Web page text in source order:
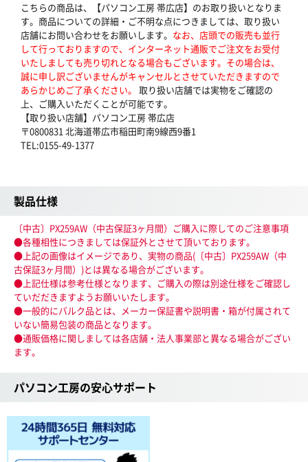
こちらの商品は、【パソコン工房 帯広店】のお取り扱いとなりま
す。商品についての詳細・ご不明な点につきましては、取り扱い
店舗にお問い合わせをお願いします。 なお、店頭での販売も並行
して行っておりますので、インターネット通販でご注文をお受付
いたしましても売り切れとなる場合もございます。その場合は、
誠に申し訳ございませんがキャンセルとさせていただきますので
あらかじめご了承ください。 取り扱い店舗では実物をご確認の
上、ご購入いただくことが可能です。
【取り扱い店舗】パソコン工房 帯広店
〒0800831 北海道帯広市稲田町南9線西9番1
TEL:0155-49-1377
製品仕様
〔中古〕PX259AW（中古保証3ヶ月間）ご購入に際してのご注意事項
●各種相性につきましては保証外とさせて頂いております。
●上記の画像はイメージであり、実物の商品(〔中古〕PX259AW（中
古保証3ヶ月間）)とは異なる場合がございます。
●上記仕様は参考仕様となります、ご購入の際は別途仕様をご確認し
ていだだきますようお願いいたします。
●一般的にバルク品とは、メーカー保証書や説明書・箱が付属されて
いない簡易包装の商品となります。
●通販価格に関しましては各店舗・法人事業部と異なる場合がござい
ます。
パソコン工房の安心サポート